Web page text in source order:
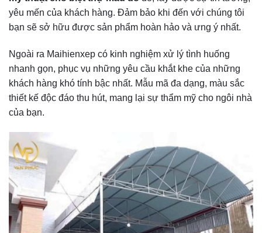
yêu mến của khách hàng. Đảm bảo khi đến với chúng tôi
bạn sẽ sở hữu được sản phẩm hoàn hảo và ưng ý nhất.
Ngoài ra Maihienxep có kinh nghiệm xử lý tình huống
nhanh gọn, phục vụ những yêu cầu khắt khe của những
khách hàng khó tính bậc nhất. Mẫu mã đa dạng, màu sắc
thiết kế độc đáo thu hút, mang lại sự thẩm mỹ cho ngôi nhà
của bạn.